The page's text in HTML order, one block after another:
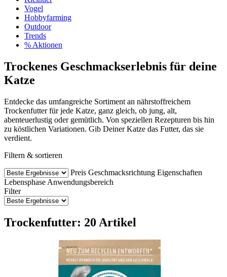
Vogel
Hobbyfarming
Outdoor
Trends
% Aktionen
Trockenes Geschmackserlebnis für deine
Katze
Entdecke das umfangreiche Sortiment an nährstoffreichem
Trockenfutter für jede Katze, ganz gleich, ob jung, alt,
abenteuerlustig oder gemütlich. Von speziellen Rezepturen bis hin
zu köstlichen Variationen. Gib Deiner Katze das Futter, das sie
verdient.
Filtern & sortieren
Preis Geschmacksrichtung Eigenschaften
Lebensphase Anwendungsbereich
Filter
Trockenfutter: 20 Artikel